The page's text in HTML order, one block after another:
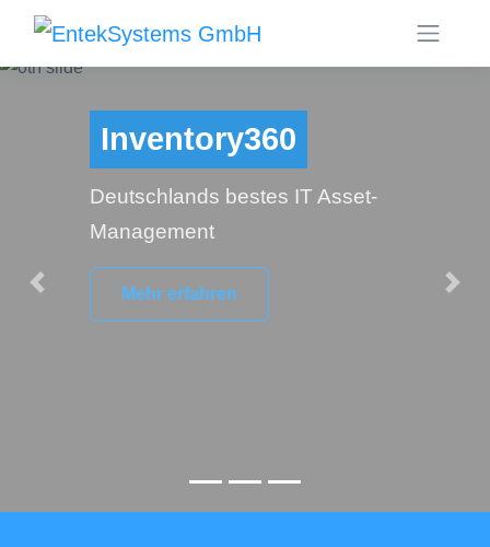
Hosting &
Managed Services
Rechenzentrumsstandort
Frankfurt / Main
Previous Next